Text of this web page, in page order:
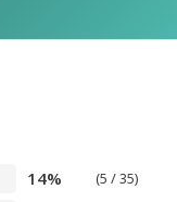
14% (5 / 35)